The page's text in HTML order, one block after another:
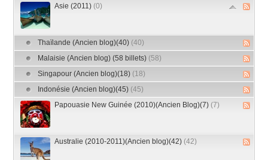
Asie (2011) (0)
Thaïlande (Ancien blog)(40) (40)
Malaisie (Ancien blog) (58 billets) (58)
Singapour (Ancien blog)(18) (18)
Indonésie (Ancien blog)(45) (45)
Papouasie New Guinée (2010)(Ancien Blog)(7) (7)
Australie (2010-2011)(Ancien blog)(42) (42)